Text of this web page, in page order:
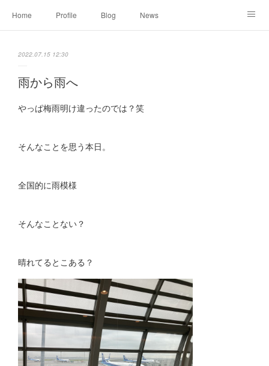
Home Profile Blog News
2022.07.15 12:30
雨から雨へ
やっぱ梅雨明け違ったのでは？笑
そんなことを思う本日。
全国的に雨模様
そんなことない？
晴れてるとこある？